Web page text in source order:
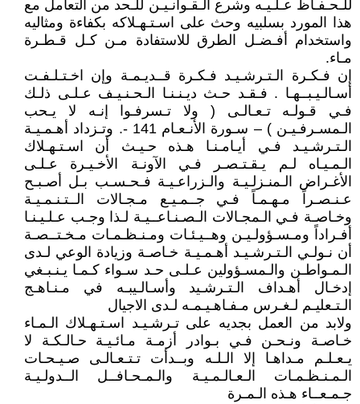
للـحـفـاظ عـلـيـه وشرع الـقـوانـيـن للـحد من التعامل مع
هذا المورد بسلبيه وحث على اسـتـهـلاكه بكفاءة ومثاليه
واستخدام أفـضـل الطرق للاستفادة مـن كـل قـطـرة
مـاء.
إن فـكـرة الـتـرشـيـد فـكـرة قــديـمـة وإن اخـتـلـفـت
أسـالـيـبــهـا . فـقـد حـث ديـنـنـا الـحـنـيـف عـلـى ذلـك
فـي قـولـه تـعـالـى ( ولا تـسرفـوا إنـه لا يـحب
الـمسـرفـيـن ) – سـورة الأنـعـام 141 -. وتـزداد أهـمـيـة
الـتـرشـيـد فـي أيـامـنـا هـذه حـيـث أن اسـتـهـلاك
الـمـيـاه لـم يـقـتـصـر فـي الآونـة الأخـيـرة عـلـى
الأغـراض الـمنـزلـيـة والـزراعـيـة فـحـسـب بـل أصـبـح
عـنـصـراً مـهـمـاً فـي جــمـيـع مـجـالات الــتـنـمـيـة
وخـاصـة فـي الـمجـالات الـصـنـاعــيـة لـذا وجـب عـلـيـنـا
أفـراداً ومـسـؤولـيـن وهــيـئـات ومـنـظـمـات مـخـتــصـة
أن نـولـي الـتـرشـيـد أهـمـيـة خـاصـة وزيادة الوعي لـدى
الـمـواطـن والـمسـؤولين عـلـى حـد سـواء كـمـا يـنـبـغي
إدخـال أهـداف الـتـرشـيد وأسـالـيبـه في مـنـاهـج
الـتـعليـم لـغـرس مـفـاهـيـمـه لـدى الاجيال
ولابد من العمل بجديه على تـرشـيـد اسـتـهـلاك الـمـاء
خـاصـة ونـحـن فـي بـوادر أزمـة مـائـيـة حـالـكـة لا
يـعـلـم مـداهـا إلا الـلـه وبــدأت تـتـعـالـى صـيـحـات
الـمـنـظـمـات الـعـالـمـيـة والـمـحـافــل الــدولـيـة
جـمـعــاء هـذه الـمـرة